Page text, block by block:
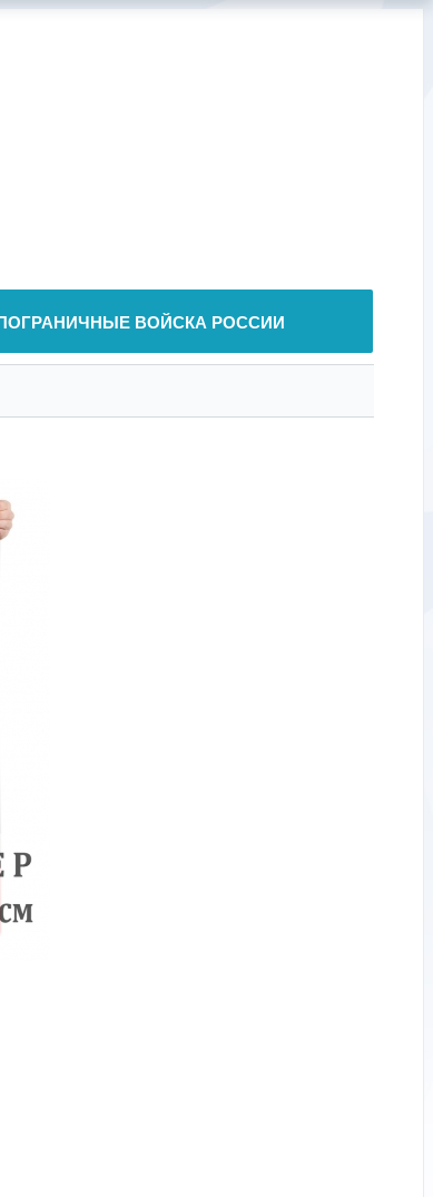
ВОЙСКА РОССИИ